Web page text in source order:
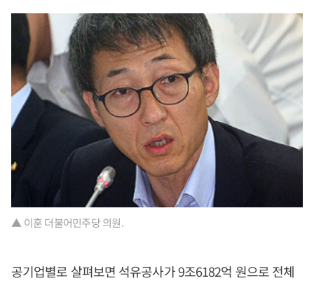
▲ 이훈 더불어민주당 의원.
공기업별로 살펴보면 석유공사가 9조6182억 원으로 전체